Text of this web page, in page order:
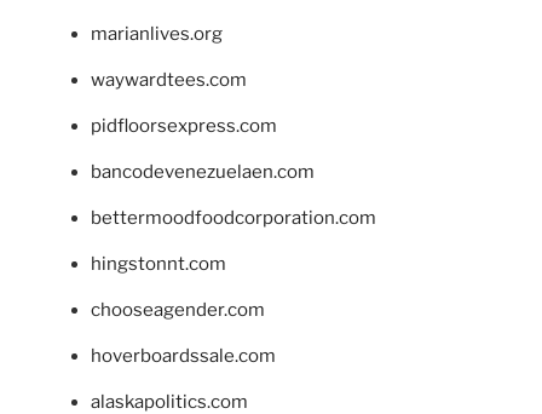
marianlives.org
waywardtees.com
pidfloorsexpress.com
bancodevenezuelaen.com
bettermoodfoodcorporation.com
hingstonnt.com
chooseagender.com
hoverboardssale.com
alaskapolitics.com